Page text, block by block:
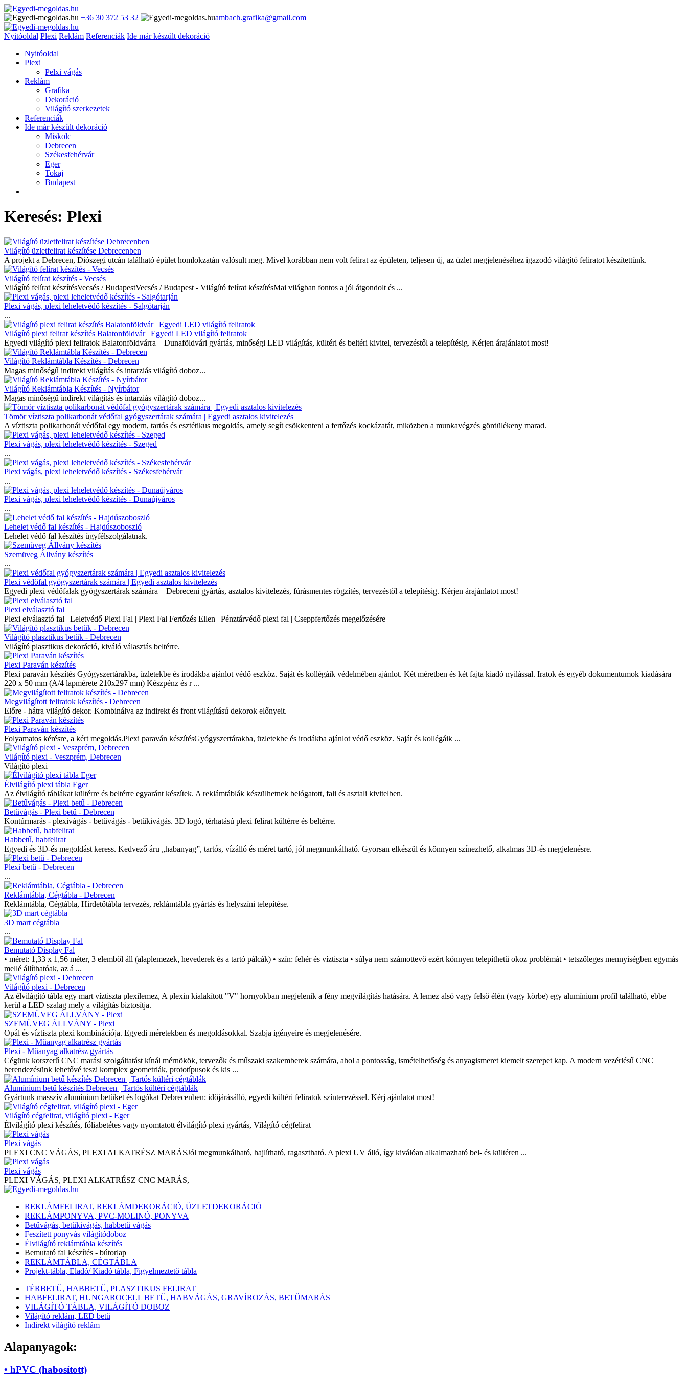
+36 30 372 53 32 ambach.grafika@gmail.com
Nyitóoldal Plexi Reklám Referenciák Ide már készült dekoráció
Nyitóoldal
Plexi
Pelxi vágás
Reklám
Grafika
Dekoráció
Világító szerkezetek
Referenciák
Ide már készült dekoráció
Miskolc
Debrecen
Székesfehérvár
Eger
Tokaj
Budapest
Keresés: Plexi
Világító üzletfelirat készítése Debrecenben
A projekt a Debrecen, Diószegi utcán található épület homlokzatán valósult meg. Mivel korábban nem volt felirat az épületen, teljesen új, az üzlet megjelenéséhez igazodó világító feliratot készítettünk.
Világító felírat készítés - Vecsés
Világító felírat készítésVecsés / BudapestVecsés / Budapest - Világító felírat készítésMai világban fontos a jól átgondolt és ...
Plexi vágás, plexi leheletvédő készítés - Salgótarján
...
Világító plexi felirat készítés Balatonföldvár | Egyedi LED világító feliratok
Egyedi világító plexi feliratok Balatonföldvárra – Dunaföldvári gyártás, minőségi LED világítás, kültéri és beltéri kivitel, tervezéstől a telepítésig. Kérjen árajánlatot most!
Világító Reklámtábla Készítés - Debrecen
Magas minőségű indirekt világítás és intarziás világító doboz...
Világító Reklámtábla Készítés - Nyírbátor
Magas minőségű indirekt világítás és intarziás világító doboz...
Tömör víztiszta polikarbonát védőfal gyógyszertárak számára | Egyedi asztalos kivitelezés
A víztiszta polikarbonát védőfal egy modern, tartós és esztétikus megoldás, amely segít csökkenteni a fertőzés kockázatát, miközben a munkavégzés gördülékeny marad.
Plexi vágás, plexi leheletvédő készítés - Szeged
...
Plexi vágás, plexi leheletvédő készítés - Székesfehérvár
...
Plexi vágás, plexi leheletvédő készítés - Dunaújváros
...
Lehelet védő fal készítés - Hajdúszoboszló
Lehelet védő fal készítés ügyfélszolgálatnak.
Szemüveg Állvány készítés
...
Plexi védőfal gyógyszertárak számára | Egyedi asztalos kivitelezés
Egyedi plexi védőfalak gyógyszertárak számára – Debreceni gyártás, asztalos kivitelezés, fúrásmentes rögzítés, tervezéstől a telepítésig. Kérjen árajánlatot most!
Plexi elválasztó fal
Plexi elválasztó fal | Leletvédő Plexi Fal | Plexi Fal Fertőzés Ellen | Pénztárvédő plexi fal | Cseppfertőzés megelőzésére
Világító plasztikus betűk - Debrecen
Világító plasztikus dekoráció, kiváló választás beltérre.
Plexi Paraván készítés
Plexi paraván készítés Gyógyszertárakba, üzletekbe és irodákba ajánlot védő eszköz. Saját és kollégáik védelmében ajánlot. Két méretben és két fajta kiadó nyilással. Iratok és egyéb dokumentumok kiadására
220 x 50 mm (A/4 lapmérete 210x297 mm) Készpénz és r ...
Megvilágított feliratok készítés - Debrecen
Előre - hátra világító dekor. Kombinálva az indirekt és front világítású dekorok előnyeit.
Plexi Paraván készítés
Folyamatos kérésre, a kért megoldás.Plexi paraván készítésGyógyszertárakba, üzletekbe és irodákba ajánlot védő eszköz. Saját és kollégáik ...
Világító plexi - Veszprém, Debrecen
Világító plexi
Élvilágító plexi tábla Eger
Az élvilágító táblákat kültérre és beltérre egyaránt készítek. A reklámtáblák készülhetnek belógatott, fali és asztali kivitelben.
Betűvágás - Plexi betű - Debrecen
Kontúrmarás - plexivágás - betűvágás - betűkivágás. 3D logó, térhatású plexi felirat kültérre és beltérre.
Habbetű, habfelirat
Egyedi és 3D-és megoldást keress. Kedvező áru „habanyag”, tartós, vízálló és méret tartó, jól megmunkálható. Gyorsan elkészül és könnyen színezhető, alkalmas 3D-és megjelenésre.
Plexi betű - Debrecen
...
Reklámtábla, Cégtábla - Debrecen
Reklámtábla, Cégtábla, Hirdetőtábla tervezés, reklámtábla gyártás és helyszíni telepítése.
3D mart cégtábla
...
Bemutató Display Fal
• méret: 1,33 x 1,56 méter, 3 elemből áll (alaplemezek, hevederek és a tartó pálcák) • szín: fehér és víztiszta • súlya nem számottevő ezért könnyen telepíthetű okoz problémát • tetszőleges mennyiségben egymás
mellé állíthatóak, az á ...
Világító plexi - Debrecen
Az élvilágító tábla egy mart víztiszta plexilemez, A plexin kialakított "V" hornyokban megjelenik a fény megvilágítás hatására. A lemez alsó vagy felső élén (vagy körbe) egy alumínium profil található, ebbe
kerül a LED szalag mely a világítás biztosítja.
SZEMÜVEG ÁLLVÁNY - Plexi
Opál és víztiszta plexi kombinációja. Egyedi méretekben és megoldásokkal. Szabja igényeire és megjelenésére.
Plexi - Műanyag alkatrész gyártás
Cégünk korszerű CNC marási szolgáltatást kínál mérnökök, tervezők és műszaki szakemberek számára, ahol a pontosság, ismételhetőség és anyagismeret kiemelt szerepet kap. A modern vezérlésű CNC
berendezésünk lehetővé teszi komplex geometriák, prototípusok és kis ...
Alumínium betű készítés Debrecen | Tartós kültéri cégtáblák
Gyártunk masszív alumínium betűket és logókat Debrecenben: időjárásálló, egyedi kültéri feliratok színterezéssel. Kérj ajánlatot most!
Világító cégfelirat, világító plexi - Eger
Élvilágító plexi készítés, fóliabetétes vagy nyomtatott élvilágító plexi gyártás, Világító cégfelirat
Plexi vágás
PLEXI CNC VÁGÁS, PLEXI ALKATRÉSZ MARÁSJól megmunkálható, hajlítható, ragasztható. A plexi UV álló, így kiválóan alkalmazható bel- és kültéren ...
Plexi vágás
PLEXI VÁGÁS, PLEXI ALKATRÉSZ CNC MARÁS,
REKLÁMFELIRAT, REKLÁMDEKORÁCIÓ, ÜZLETDEKORÁCIÓ
REKLÁMPONYVA, PVC-MOLINÓ, PONYVA
Betűvágás, betűkivágás, habbetű vágás
Feszített ponyvás világítódoboz
Élvilágító reklámtábla készítés
Bemutató fal készítés - bútorlap
REKLÁMTÁBLA, CÉGTÁBLA
Projekt-tábla, Eladó/ Kiadó tábla, Figyelmeztető tábla
TÉRBETŰ, HABBETŰ, PLASZTIKUS FELIRAT
HABFELIRAT, HUNGAROCELL BETŰ, HABVÁGÁS, GRAVÍROZÁS, BETŰMARÁS
VILÁGÍTÓ TÁBLA, VILÁGÍTÓ DOBOZ
Világító reklám, LED betű
Indirekt világító reklám
Alapanyagok:
• hPVC (habosított)